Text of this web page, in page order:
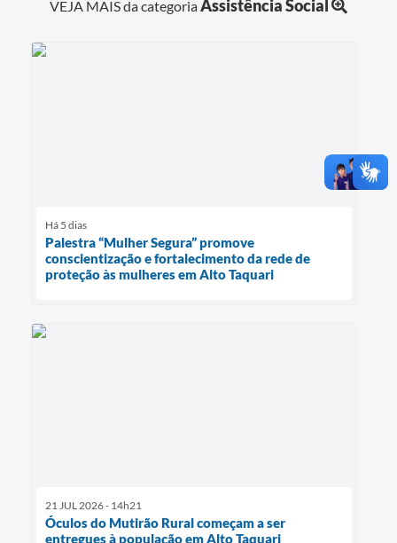
VEJA MAIS da categoriaAssistência Social
Há 5 dias
Palestra “Mulher Segura” promove
conscientização e fortalecimento da rede de
proteção às mulheres em Alto Taquari
21 JUL 2026 - 14h21
Óculos do Mutirão Rural começam a ser
entregues à população em Alto Taquari